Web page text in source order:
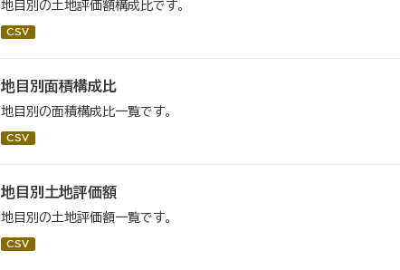
地目別の土地評価額構成比です。
CSV
地目別面積構成比
地目別の面積構成比一覧です。
CSV
地目別土地評価額
地目別の土地評価額一覧です。
CSV